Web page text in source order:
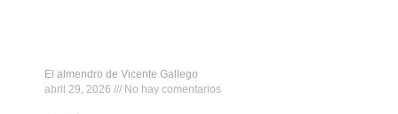
El almendro de Vicente Gallego
abril 29, 2026
No hay comentarios